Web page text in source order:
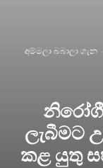
අම්මලා බබාලා ගැන
නිරෝගී
ලැබීමට
කළ යුතු